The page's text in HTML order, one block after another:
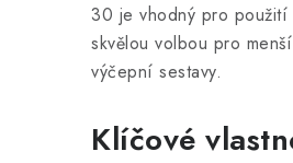
30 je vhodný pro
skvělou volbou pro
výčepní sestavy.
Klíčové